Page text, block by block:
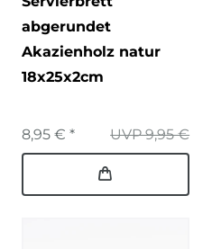
abgerundet
Akazienholz natur
18x25x2cm
UVP 9,95 €
8,95 € *